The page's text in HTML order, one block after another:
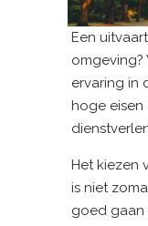
Een
omgeving?
ervaring in
hoge eisen
Het kiezen
is niet
goed gaan